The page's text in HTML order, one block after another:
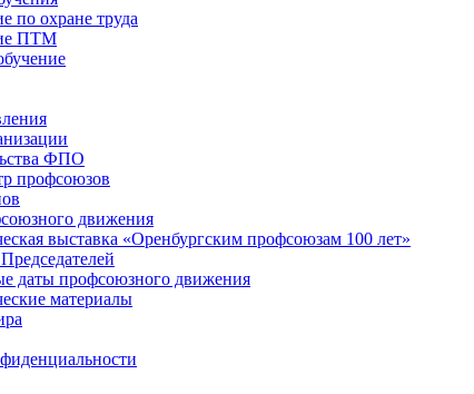
по охране труда
ПТМ
ФПО
профсоюзов
движения
выставка «Оренбургским профсоюзам 100 лет»
даты профсоюзного движения
материалы